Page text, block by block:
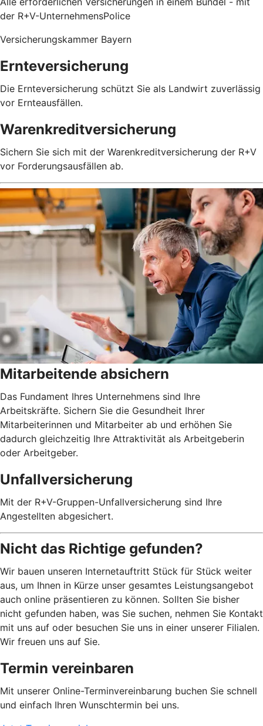
der R+V-UnternehmensPolice
Versicherungskammer Bayern
Ernteversicherung
Die Ernteversicherung schützt Sie als Landwirt zuverlässig
vor Ernteausfällen.
Warenkreditversicherung
Sichern Sie sich mit der Warenkreditversicherung der R+V
vor Forderungsausfällen ab.
Mitarbeitende absichern
Das Fundament Ihres Unternehmens sind Ihre
Arbeitskräfte. Sichern Sie die Gesundheit Ihrer
Mitarbeiterinnen und Mitarbeiter ab und erhöhen Sie
dadurch gleichzeitig Ihre Attraktivität als Arbeitgeberin
oder Arbeitgeber.
Unfallversicherung
Mit der R+V-Gruppen-Unfallversicherung sind Ihre
Angestellten abgesichert.
Nicht das Richtige gefunden?
Wir bauen unseren Internetauftritt Stück für Stück weiter
aus, um Ihnen in Kürze unser gesamtes Leistungsangebot
auch online präsentieren zu können. Sollten Sie bisher
nicht gefunden haben, was Sie suchen, nehmen Sie Kontakt
mit uns auf oder besuchen Sie uns in einer unserer Filialen.
Wir freuen uns auf Sie.
Termin vereinbaren
Mit unserer Online-Terminvereinbarung buchen Sie schnell
und einfach Ihren Wunschtermin bei uns.